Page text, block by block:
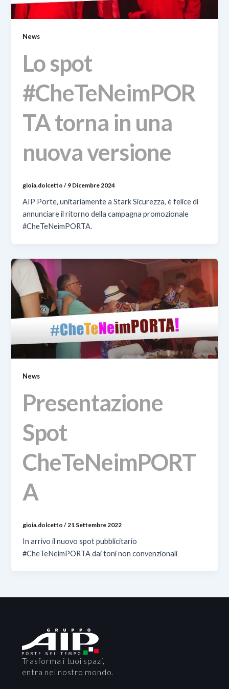
News
Lo spot
#CheTeNeimPOR
TA torna in una
nuova versione
gioia.dolcetto/ 9 Dicembre 2024
AIP Porte, unitariamente a Stark Sicurezza, è felice di
annunciare il ritorno della campagna promozionale
#CheTeNeimPORTA.
News
Presentazione
Spot
CheTeNeimPORT
A
gioia.dolcetto/21 Settembre 2022
In arrivo il nuovo spot pubblicitario
#CheTeNeimPORTA dai toni non convenzionali
Trasforma i tuoi spazi,
entra nel nostro mondo.